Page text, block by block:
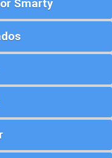
Smarty